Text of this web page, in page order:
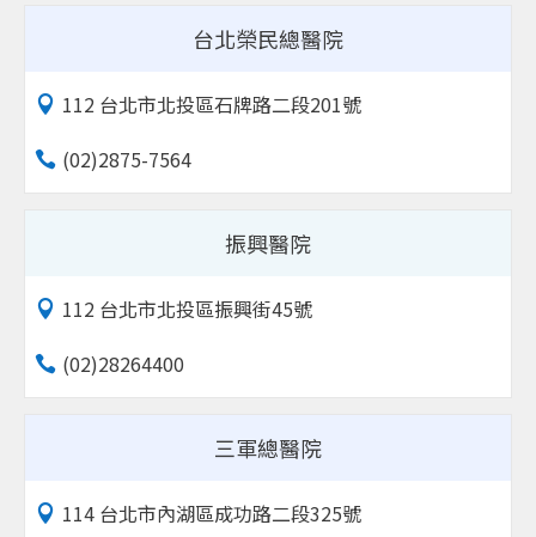
台北榮民總醫院
112 台北市北投區石牌路二段201號
(02)2875-7564
振興醫院
112 台北市北投區振興街45號
(02)28264400
三軍總醫院
114 台北市內湖區成功路二段325號